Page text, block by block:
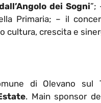
dei Sogni”;
Primaria; – il
cultura, crescita e
di Olevano sul
. Main sponsor